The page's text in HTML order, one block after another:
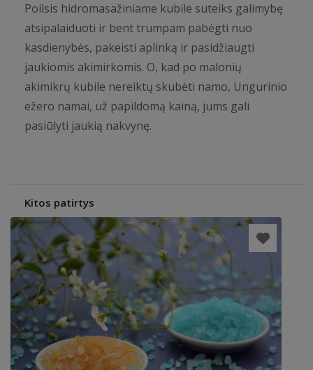
Poilsis hidromasažiniame kubile suteiks galimybę
atsipalaiduoti ir bent trumpam pabėgti nuo
kasdienybės, pakeisti aplinką ir pasidžiaugti
jaukiomis akimirkomis. O, kad po malonių
akimikrų kubile nereiktų skubėti namo, Ungurinio
ežero namai, už papildomą kainą, jums gali
pasiūlyti jaukią nakvynę.
Kitos patirtys